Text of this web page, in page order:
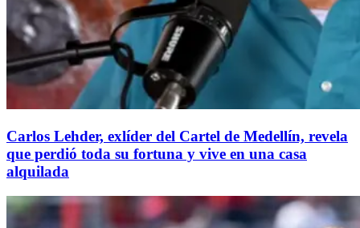
Carlos Lehder, exlíder del Cartel de Medellín, revela
que perdió toda su fortuna y vive en una casa
alquilada